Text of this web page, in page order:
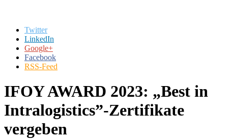
Twitter
LinkedIn
Google+
Facebook
RSS-Feed
IFOY AWARD 2023: „Best in
Intralogistics”-Zertifikate
vergeben